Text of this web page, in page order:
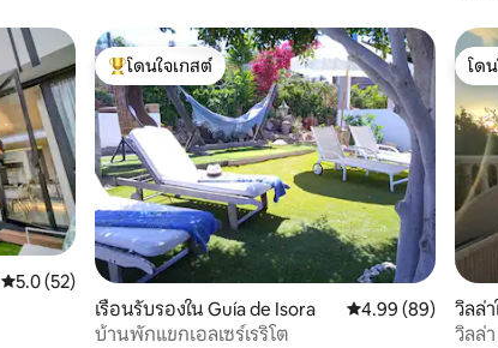
คะแนนเฉลี่ย 5.0 จาก 5, 52 รีวิว
5.0 (52)
โดนใจเกสต์ที่สุด
โดนใจเกสต์
เรือนรับรองใน Guía de Isora คะแนนเฉลี่ย 4.99
4.99 (89)
บ้านพักแขกเอลเซร์เรริโต
โด
โด
วิลล่
วิลล่